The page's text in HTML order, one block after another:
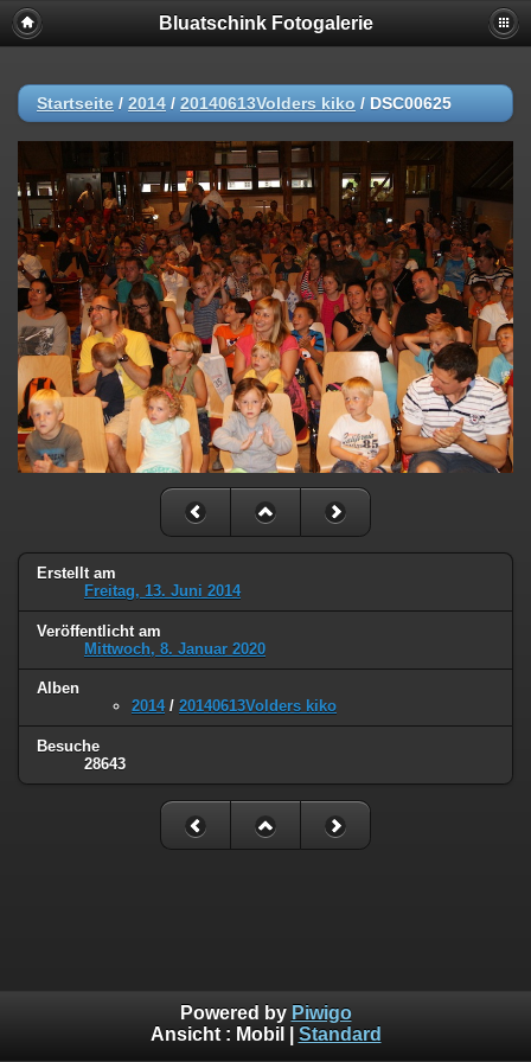
Bluatschink Fotogalerie
Startseite / 2014 / 20140613Volders kiko / DSC00625
Erstellt am
Freitag, 13. Juni 2014
Veröffentlicht am
Mittwoch, 8. Januar 2020
Alben
2014/ 20140613Volders kiko
Besuche
28643
Powered by Piwigo
Ansicht : Mobil Standard